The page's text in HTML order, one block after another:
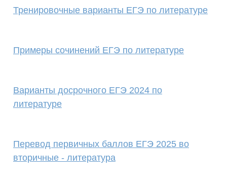
Тренировочные варианты ЕГЭ по литературе
Примеры сочинений ЕГЭ по литературе
Варианты досрочного ЕГЭ 2024 по
литературе
Перевод первичных баллов ЕГЭ 2025 во
вторичные - литература